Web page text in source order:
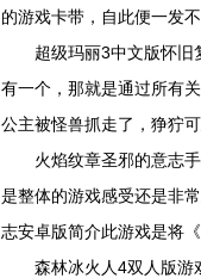
的游戏卡带，自此便一发
超级玛丽3中文版怀旧复
有一个，那就是通过所有
公主被怪兽抓走了，狰狞
火焰纹章圣邪的意志手
是整体的游戏感受还是非
志安卓版简介此游戏是将
森林冰火人4双人版游戏